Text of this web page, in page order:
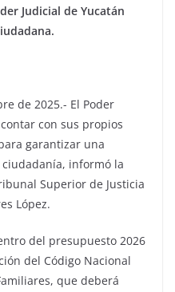
Judicial de Yucatán
de 2025.- El Poder
con sus propios
garantizar una
informó la
Superior de Justicia
López.
del presupuesto 2026
del Código Nacional
que deberá